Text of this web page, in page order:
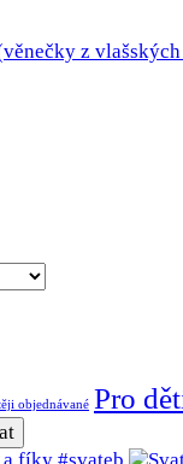
objednávané Pro